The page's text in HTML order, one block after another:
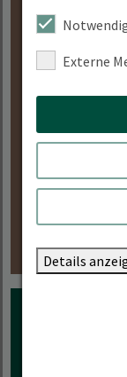
Ob im
–
Externe
Details